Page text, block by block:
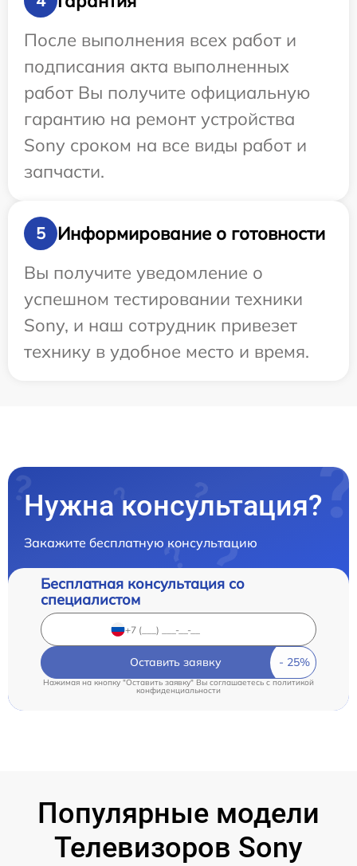
После выполнения всех работ и
подписания акта выполненных
работ Вы получите официальную
гарантию на ремонт устройства
Sony сроком на все виды работ и
запчасти.
5
Информирование о готовности
Вы получите уведомление о
успешном тестировании техники
Sony, и наш сотрудник привезет
технику в удобное место и время.
Нужна консультация?
Закажите бесплатную консультацию
Бесплатная консультация со
специалистом
Оставить заявку
Нажимая на кнопку "Оставить заявку" Вы соглашаетесь c политикой
конфиденциальности
Популярные модели
Телевизоров Sony